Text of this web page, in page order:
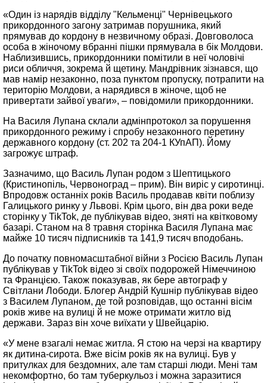
«Один із нарядів відділу "Кельменці" Чернівецького
прикордонного загону затримав порушника, який
прямував до кордону в незвичному образі. Довговолоса
особа в жіночому вбранні пішки прямувала в бік Молдови.
Наблизившись, прикордонники помітили в неї чоловічі
риси обличчя, зокрема й щетину. Мандрівник зізнався, що
мав намір незаконно, поза пунктом пропуску, потрапити на
територію Молдови, а нарядився в жіноче, щоб не
привертати зайвої уваги», – повідомили прикордонники.
На Василя Лупана склали адмінпротокол за порушення
прикордонного режиму і спробу незаконного перетину
державного кордону (ст. 202 та 204-1 КУпАП). Йому
загрожує штраф.
Зазначимо, що Василь Лупан родом з Шептицького
(Кристинопіль, Червоноград – прим). Він виріс у сиротинці.
Впродовж останніх років Василь продавав квіти поблизу
Галицького ринку у Львові. Крім цього, він два роки веде
сторінку у TikTok, де публікував відео, зняті на квітковому
базарі. Станом на 8 травня сторінка Василя Лупана має
майже 10 тисяч підписників та 141,9 тисяч вподобань.
До початку повномасштабної війни з Росією Василь Лупан
публікував у TikTok відео зі своїх подорожей Німеччиною
та Францією. Також показував, як бере автограф у
Світлани Лободи. Блогер Андрій Кушнір публікував відео
з Василем Лупаном, де той розповідав, що останні вісім
років живе на вулиці й не може отримати житло від
держави. Зараз він хоче виїхати у Швейцарію.
«У мене взагалі немає житла. Я стою на черзі на квартиру
як дитина-сирота. Вже вісім років як на вулиці. Був у
притулках для бездомних, але там старші люди. Мені там
некомфортно, бо там туберкульоз і можна заразитися